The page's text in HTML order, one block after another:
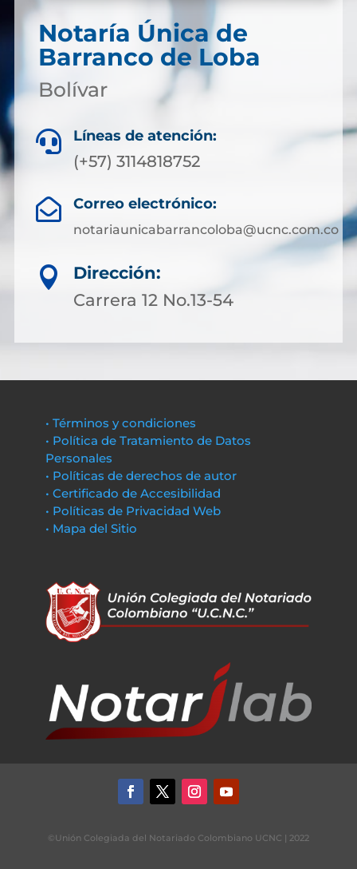
Notaría Única de
Barranco de Loba
Bolívar
 Líneas de atención:
(+57) 3114818752
 Correo electrónico:
notariaunicabarrancoloba@ucnc.com.co

Dirección:
Carrera 12 No.13-54
• Términos y condiciones
• Política de Tratamiento de Datos
Personales
• Políticas de derechos de autor
• Certificado de Accesibilidad
• Políticas de Privacidad Web
• Mapa del Sitio
©Unión Colegiada del Notariado Colombiano UCNC | 2022